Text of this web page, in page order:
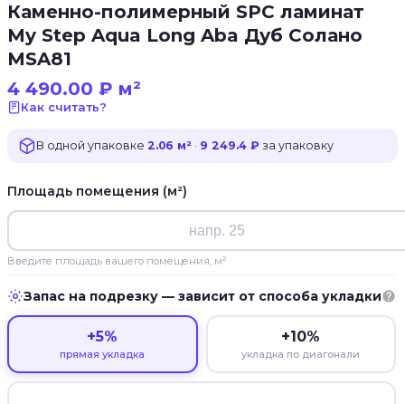
Каменно-полимерный SPC ламинат
My Step Aqua Long Aba Дуб Солано
MSA81
4 490.00 ₽ м²
Как считать?
В одной упаковке 2.06 м² · 9 249.4 ₽ за упаковку
Площадь помещения (м²)
Введите площадь вашего помещения, м²
Запас на подрезку — зависит от способа укладки
+5%
прямая укладка
+10%
укладка по диагонали